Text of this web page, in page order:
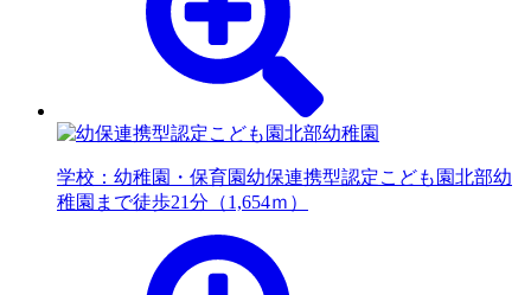
学校：幼稚園・保育園幼保連携型認定こども園北部幼
稚園まで徒歩21分（1,654ｍ）